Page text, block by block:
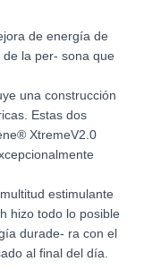
de energía de
la per- sona que
una construcción
Estas dos
XtremeV2.0
estimulante
hizo todo lo posible
durade- ra con el
al final del día.